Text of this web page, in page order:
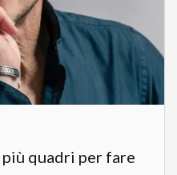
quadri per fare